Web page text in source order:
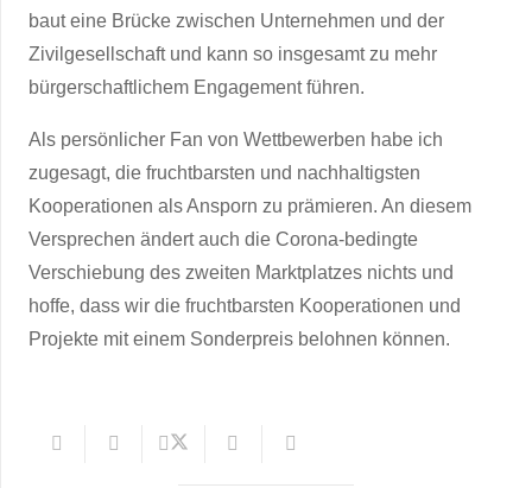
baut eine Brücke zwischen Unternehmen und der
Zivilgesellschaft und kann so insgesamt zu mehr
bürgerschaftlichem Engagement führen.
Als persönlicher Fan von Wettbewerben habe ich
zugesagt, die fruchtbarsten und nachhaltigsten
Kooperationen als Ansporn zu prämieren. An diesem
Versprechen ändert auch die Corona-bedingte
Verschiebung des zweiten Marktplatzes nichts und
hoffe, dass wir die fruchtbarsten Kooperationen und
Projekte mit einem Sonderpreis belohnen können.